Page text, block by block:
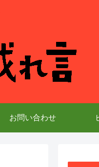
お問い合わせ